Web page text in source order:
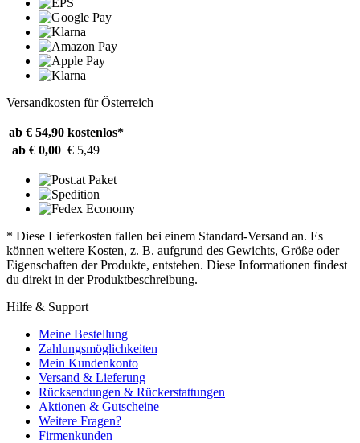
Versandkosten für Österreich
ab € 54,90 kostenlos*
ab € 0,00 € 5,49
* Diese Lieferkosten fallen bei einem Standard-Versand an. Es
können weitere Kosten, z. B. aufgrund des Gewichts, Größe oder
Eigenschaften der Produkte, entstehen. Diese Informationen findest
du direkt in der Produktbeschreibung.
Hilfe & Support
Meine Bestellung
Zahlungsmöglichkeiten
Mein Kundenkonto
Versand & Lieferung
Rücksendungen & Rückerstattungen
Aktionen & Gutscheine
Weitere Fragen?
Firmenkunden